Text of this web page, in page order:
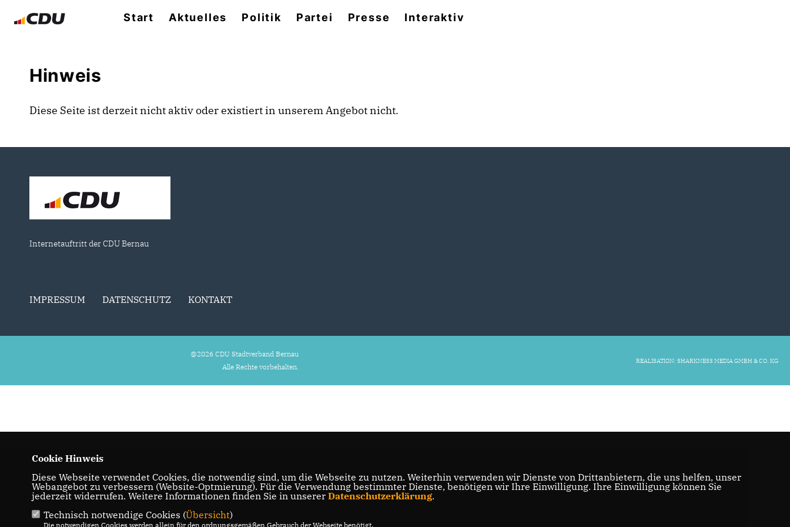
Start Aktuelles Politik Partei Presse Interaktiv
Hinweis
Diese Seite ist derzeit nicht aktiv oder existiert in unserem Angebot nicht.
Internetauftritt der CDU Bernau
IMPRESSUM DATENSCHUTZ KONTAKT
@2026 CDU Stadtverband Bernau
Alle Rechte vorbehalten.
REALISATION: SHARKNESS MEDIA GMBH & CO. KG
Cookie Hinweis
Diese Webseite verwendet Cookies, die notwendig sind, um die Webseite zu nutzen. Weiterhin verwenden wir Dienste von Drittanbietern, die uns helfen, unser
Webangebot zu verbessern (Website-Optmierung). Für die Verwendung bestimmter Dienste, benötigen wir Ihre Einwilligung. Ihre Einwilligung können Sie
jederzeit widerrufen. Weitere Informationen finden Sie in unserer Datenschutzerklärung.
Technisch notwendige Cookies (Übersicht)
Die notwendigen Cookies werden allein für den ordnungsgemäßen Gebrauch der Webseite benötigt.